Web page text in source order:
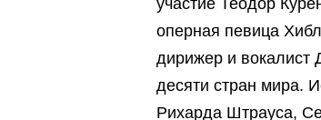
участие Теодор
оперная певица
дирижер и вокалист
десяти стран мира.
Рихарда Штрауса,